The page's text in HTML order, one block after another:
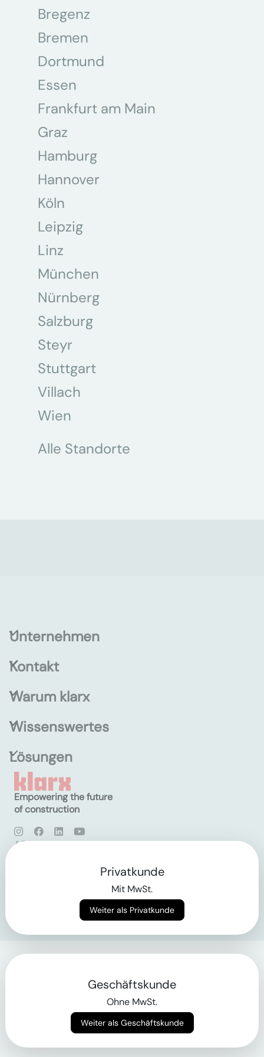
Bregenz
Bremen
Dortmund
Essen
Frankfurt am Main
Graz
Hamburg
Hannover
Köln
Leipzig
Linz
München
Nürnberg
Salzburg
Steyr
Stuttgart
Villach
Wien
Alle Standorte
Unternehmen
Kontakt
Warum klarx
Wissenswertes
Lösungen
Empowering the future
of construction
AGB
Privatkunde
Mit MwSt.
Weiter als Privatkunde
Geschäftskunde
Ohne MwSt.
Weiter als Geschäftskunde